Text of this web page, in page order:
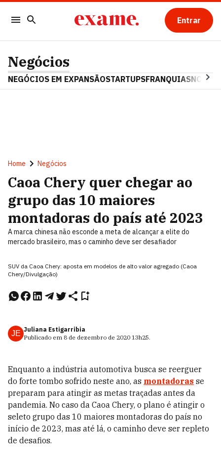
Entrar
Negócios
NEGÓCIOS EM EXPANSÃOSTARTUPSFRANQUIAS
Home Negócios
Caoa Chery quer chegar ao
grupo das 10 maiores
montadoras do país até 2023
A marca chinesa não esconde a meta de alcançar a elite do
mercado brasileiro, mas o caminho deve ser desafiador
SUV da Caoa Chery: aposta em modelos de alto valor agregado (Caoa
Chery/Divulgação)
JE Juliana Estigarribia
Publicado em 8 de dezembro de 2020 13h25.
Enquanto a indústria automotiva busca se reerguer
do forte tombo sofrido neste ano, as montadoras se
preparam para atingir as metas traçadas antes da
pandemia. No caso da Caoa Chery, o plano é atingir o
seleto grupo das 10 maiores montadoras do país no
início de 2023, mas até lá, o caminho deve ser repleto
de desafios.